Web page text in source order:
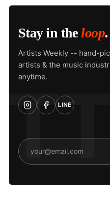
Stay in theloop.
Artists Weekly -- hand-
artists & the music
anytime.
LINE